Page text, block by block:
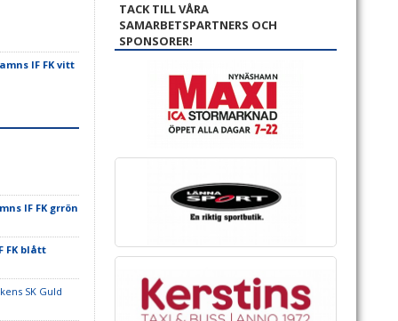
IF FK vitt
IF FK grrön
FK blått
SK Guld
TACK TILL VÅRA
SAMARBETSPARTNERS OCH
SPONSORER!